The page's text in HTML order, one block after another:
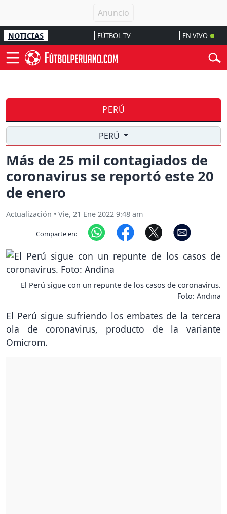
NOTICIAS FÚTBOL TV EN VIVO
PERÚ
PERÚ
Más de 25 mil contagiados de
coronavirus se reportó este 20
de enero
Actualización • Vie, 21 Ene 2022 9:48 am
Comparte en:
El Perú sigue con un repunte de los casos de coronavirus.
Foto: Andina
El Perú sigue sufriendo los embates de la tercera
ola de coronavirus, producto de la variante
Omicrom.